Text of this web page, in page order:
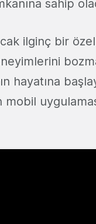
sahip
ilginç bir
hayatına
mobil